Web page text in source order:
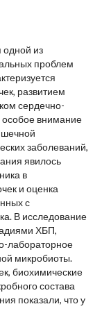
одной из
проблем
развитием
сердечно-
особое внимание
заболеваний,
явилось
в
и оценка
с
В исследование
ХБП,
лабораторное
микробиоты.
биохимические
состава
показали, что у